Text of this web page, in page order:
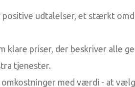
positive udtalelser, et stærkt
klare priser, der beskriver alle
tjenester.
omkostninger med værdi - at